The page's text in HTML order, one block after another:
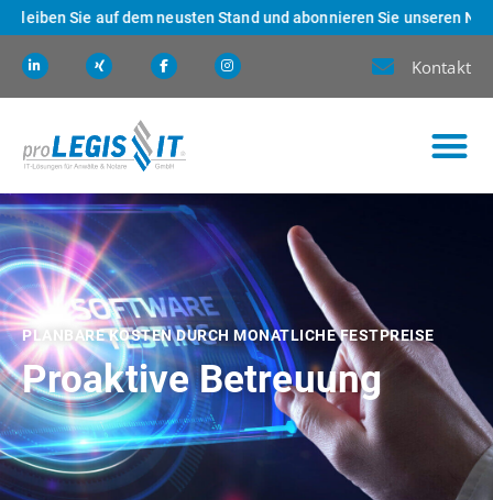
dem neusten Stand und abonnieren Sie unseren Newsletter!
Kontakt
PLANBARE KOSTEN DURCH MONATLICHE FESTPREISE
Proaktive Betreuung